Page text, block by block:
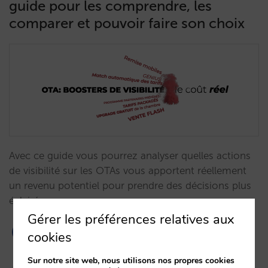
guide pour les comprendre, les
comparer et pouvoir faire son choix
Avec ce guide vous pourrez analyser quelles actions
de visibilité sur les OTAs vous apportent réellement
un revenu potentiel pour prendre des décisions plus
éclairées.…
Gérer les préférences relatives aux
cookies
Sur notre site web, nous utilisons nos propres cookies